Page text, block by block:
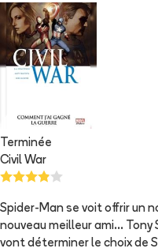
Terminée
Civil War
Spider-Man se voit offrir un
nouveau meilleur ami...
vont déterminer le choix de